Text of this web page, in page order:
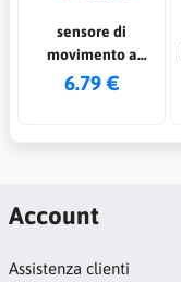
sensore di
movimento a
infrarossi da parete
6.79 €
Account
Assistenza clienti